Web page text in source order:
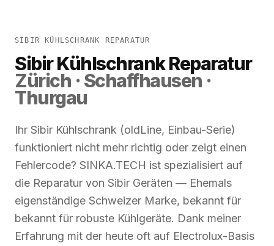
SIBIR KÜHLSCHRANK REPARATUR
Sibir Kühlschrank Reparatur
Zürich · Schaffhausen ·
Thurgau
Ihr Sibir Kühlschrank (oldLine, Einbau-Serie)
funktioniert nicht mehr richtig oder zeigt einen
Fehlercode? SINKA.TECH ist spezialisiert auf
die Reparatur von Sibir Geräten — Ehemals
eigenständige Schweizer Marke, bekannt für
bekannt für robuste Kühlgeräte. Dank meiner
Erfahrung mit der heute oft auf Electrolux-Basis